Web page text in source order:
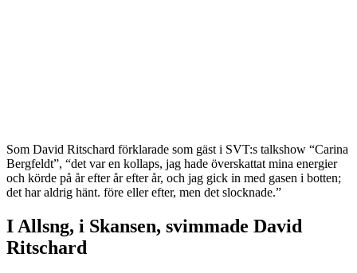
Som David Ritschard förklarade som gäst i SVT:s talkshow “Carina
Bergfeldt”, “det var en kollaps, jag hade överskattat mina energier
och körde på år efter år efter år, och jag gick in med gasen i botten;
det har aldrig hänt. före eller efter, men det slocknade.”
I Allsng, i Skansen, svimmade David
Ritschard